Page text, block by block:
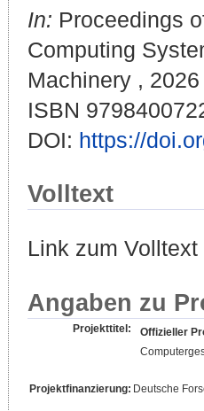
In: Proceedings
Computing
Machinery ,
ISBN
DOI: https://
Volltext
Link zum
Angaben zu
Projekttitel:
Offizieller
Projektfinanzierung: Deutsche